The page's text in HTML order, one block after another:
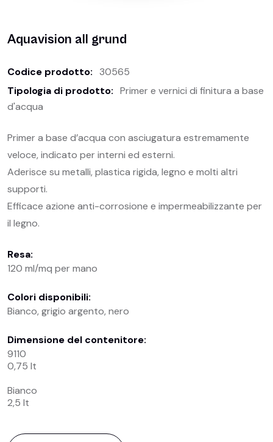
Aquavision all grund
Codice prodotto:
30565
Tipologia di prodotto: Primer e vernici di finitura a base
d'acqua
Primer a base d’acqua con asciugatura estremamente
veloce, indicato per interni ed esterni.
Aderisce su metalli, plastica rigida, legno e molti altri
supporti.
Efficace azione anti-corrosione e impermeabilizzante per
il legno.
Resa:
120 ml/mq per mano
Colori disponibili:
Bianco, grigio argento, nero
Dimensione del contenitore:
9110
0,75 lt
Bianco
2,5 lt